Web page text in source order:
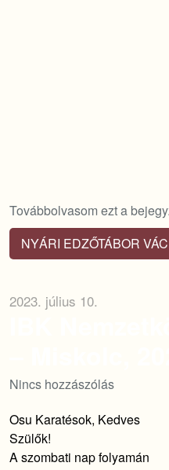
Továbbolvasom ezt a
NYÁRI EDZŐTÁBOR
2023. július 10.
Nincs hozzászólás
Osu Karatésok, Kedves
Szülők!
A szombati nap folyamán